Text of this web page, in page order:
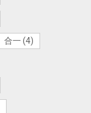
合一(4)